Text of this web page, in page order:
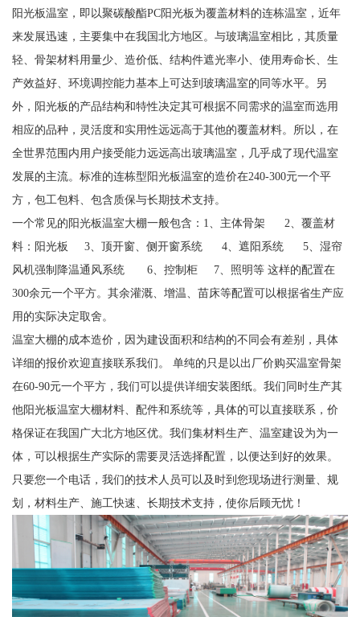
阳光板温室，即以聚碳酸酯PC阳光板为覆盖材料的连栋温室，近年
来发展迅速，主要集中在我国北方地区。与玻璃温室相比，其质量
轻、骨架材料用量少、造价低、结构件遮光率小、使用寿命长、生
产效益好、环境调控能力基本上可达到玻璃温室的同等水平。另
外，阳光板的产品结构和特性决定其可根据不同需求的温室而选用
相应的品种，灵活度和实用性远远高于其他的覆盖材料。所以，在
全世界范围内用户接受能力远远高出玻璃温室，几乎成了现代温室
发展的主流。标准的连栋型阳光板温室的造价在240-300元一个平
方，包工包料、包含质保与长期技术支持。
一个常见的阳光板温室大棚一般包含：1、主体骨架 2、覆盖材
料：阳光板 3、顶开窗、侧开窗系统 4、遮阳系统 5、湿帘
风机强制降温通风系统 6、控制柜 7、照明等 这样的配置在
300余元一个平方。其余灌溉、增温、苗床等配置可以根据省生产应
用的实际决定取舍。
温室大棚的成本造价，因为建设面积和结构的不同会有差别，具体
详细的报价欢迎直接联系我们。 单纯的只是以出厂价购买温室骨架
在60-90元一个平方，我们可以提供详细安装图纸。我们同时生产其
他阳光板温室大棚材料、配件和系统等，具体的可以直接联系，价
格保证在我国广大北方地区优。我们集材料生产、温室建设为为一
体，可以根据生产实际的需要灵活选择配置，以便达到好的效果。
只要您一个电话，我们的技术人员可以及时到您现场进行测量、规
划，材料生产、施工快速、长期技术支持，使你后顾无忧！